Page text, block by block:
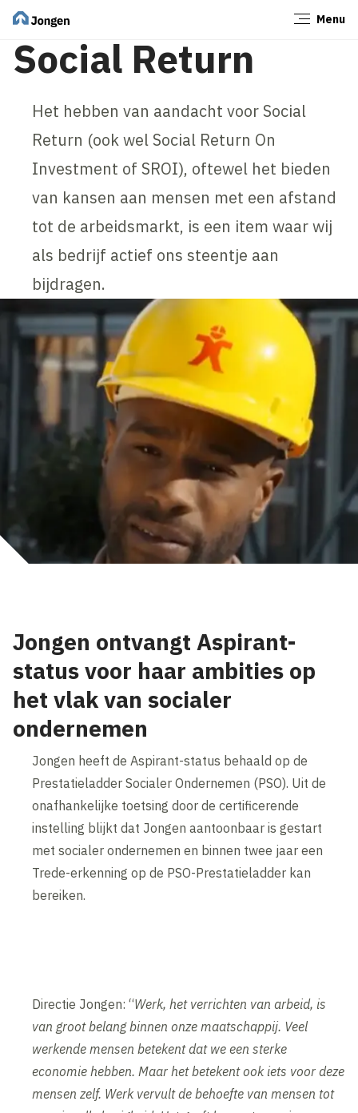
Menu
Social Return
Het hebben van aandacht voor Social
Return (ook wel Social Return On
Investment of SROI), oftewel het bieden
van kansen aan mensen met een afstand
tot de arbeidsmarkt, is een item waar wij
als bedrijf actief ons steentje aan
bijdragen.
Jongen ontvangt Aspirant-
status voor haar ambities op
het vlak van socialer
ondernemen
Jongen heeft de Aspirant-status behaald op de
Prestatieladder Socialer Ondernemen (PSO). Uit de
onafhankelijke toetsing door de certificerende
instelling blijkt dat Jongen aantoonbaar is gestart
met socialer ondernemen en binnen twee jaar een
Trede-erkenning op de PSO-Prestatieladder kan
bereiken.
Directie Jongen: “Werk, het verrichten van arbeid, is
van groot belang binnen onze maatschappij. Veel
werkende mensen betekent dat we een sterke
economie hebben. Maar het betekent ook iets voor deze
mensen zelf. Werk vervult de behoefte van mensen tot
Sluiten